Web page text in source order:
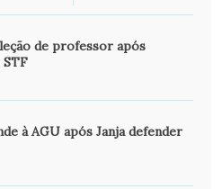
de professor após
STF
à AGU após Janja defender